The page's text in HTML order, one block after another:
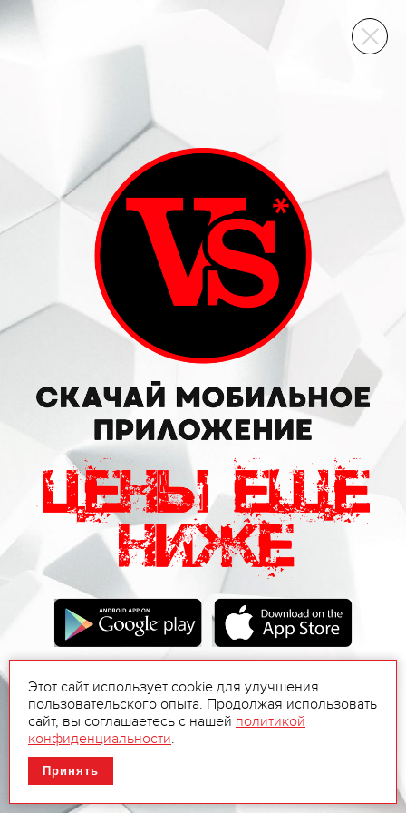
ВИННЫЙ СКЛАД
Этот сайт использует cookie для улучшения
пользовательского опыта. Продолжая использовать
сайт, вы соглашаетесь с нашей политикой
конфиденциальности.
Принять